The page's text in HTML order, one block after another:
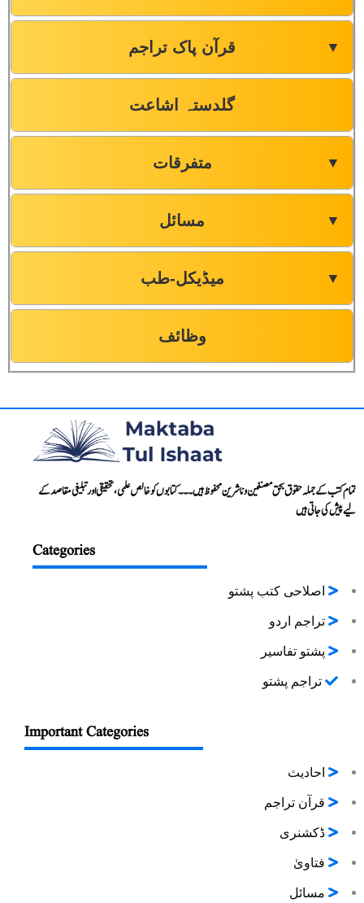
قرآن پاک تراجم ▼
گلدستہ اشاعت
متفرقات ▼
مسائل ▼
میڈیکل-طب ▼
وظائف
تمام کتب کے جملہ حقوق بحق مصنفین و ناشرین محفوظ ہیں۔۔۔ کتابوں کو خالص علمی، تحقیقی اور تبلیغی مقاصد کے
لیے پیش کی جاتی ہیں
Categories
اصلاحی کتب پشتو
تراجم اردو
پشتو تفاسیر
تراجم پشتو
Important Categories
احادیث
قرآن تراجم
ڈکشنری
فتاویٰ
مسائل